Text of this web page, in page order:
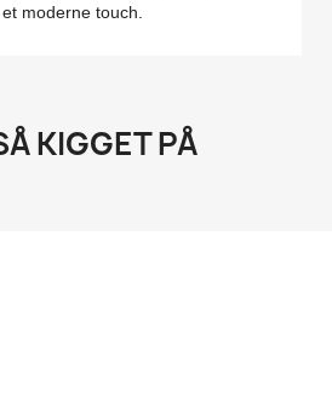
moderne touch.
KIGGET PÅ